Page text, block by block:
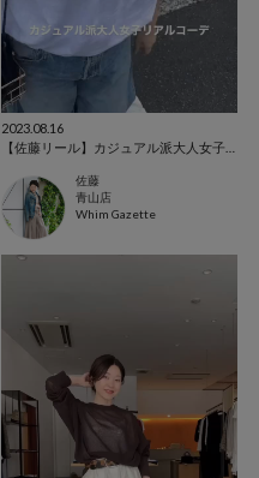
2023.08.16
佐藤
青山店
Whim Gazette